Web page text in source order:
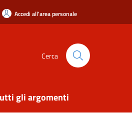
Accedi all'area personale
Cerca
gli argomenti